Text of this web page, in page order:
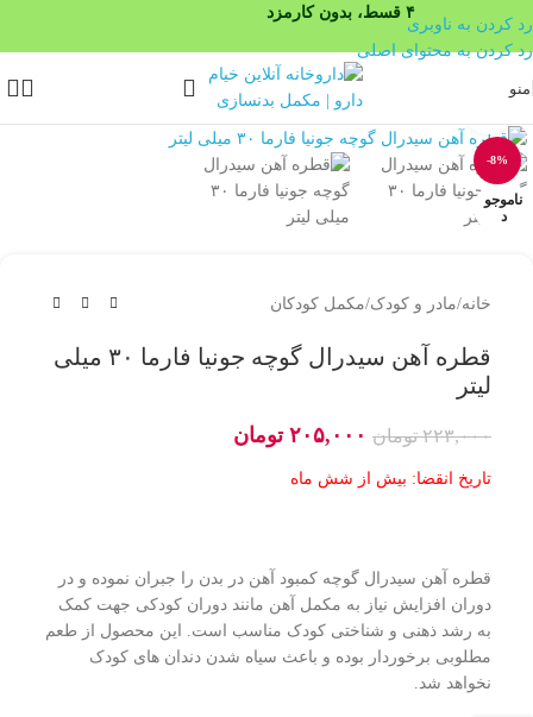
۴ قسط، بدون کارمزد
رد کردن به ناوبری
رد کردن به محتوای اصلی
منو
-8%
ناموجو
د
بزرگنمایی تصویر
خانه/مادر و کودک/مکمل کودکان
قطره آهن سیدرال گوچه جونیا فارما ۳۰ میلی
لیتر
۲۲۳,۰۰۰ تومان ۲۰۵,۰۰۰ تومان
تاریخ انقضا: بیش از شش ماه
قطره آهن سیدرال گوچه کمبود آهن در بدن را جبران نموده و در
دوران افزایش نیاز به مکمل آهن مانند دوران کودکی جهت کمک
به رشد ذهنی و شناختی کودک مناسب است. این محصول از طعم
مطلوبی برخوردار بوده و باعث سیاه شدن دندان های کودک
نخواهد شد.